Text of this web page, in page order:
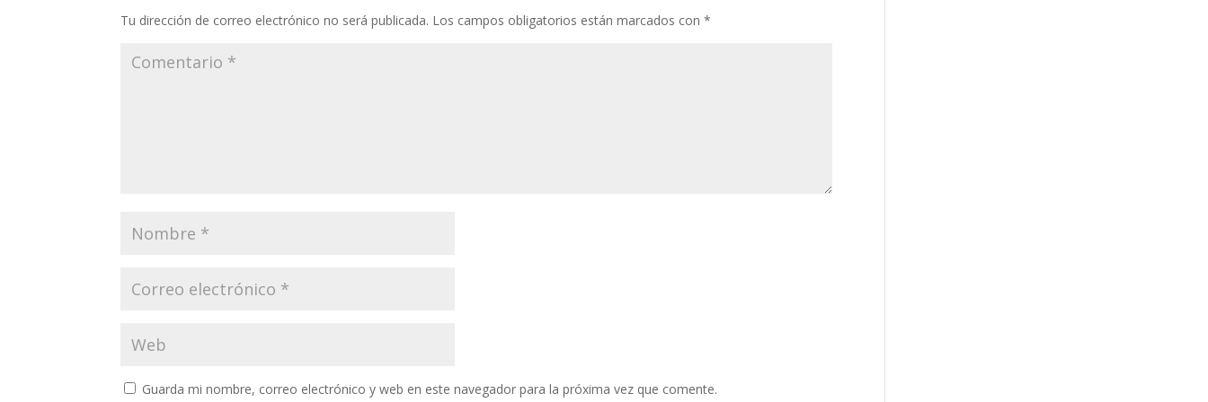
k p r
Tu dirección de correo electrónico no será publicada. Los campos obligatorios están marcados con*
Guarda mi nombre, correo electrónico y web en este navegador para la próxima vez que comente.